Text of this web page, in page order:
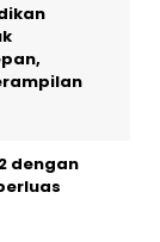
dengan